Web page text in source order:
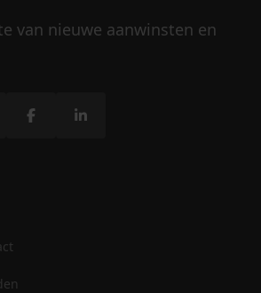
van nieuwe aanwinsten en